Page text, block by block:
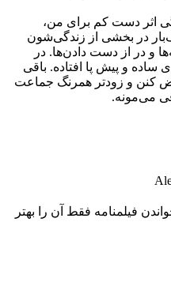
اثر دست کم برای من،
در بخشی از زندگی‌شون
و در از دست دادن‌ها. در
ساده و پیش پا افتاده. باقی
کنن و زودتر همرنگ جماعت
می‌مونه.
فیلمنامه فقط آن را بهتر